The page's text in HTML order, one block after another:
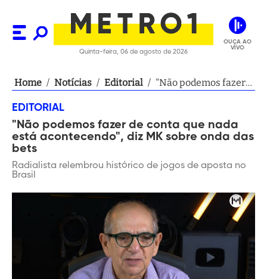
Quinta-feira, 06 de agosto de 2026
OUÇA AO
VIVO
Home / Notícias / Editorial / "Não podemos fazer
diz MK sobre onda
das bets
EDITORIAL
"Não podemos fazer de conta que nada
está acontecendo", diz MK sobre onda das
bets
Radialista relembrou histórico de jogos de aposta no
Brasil